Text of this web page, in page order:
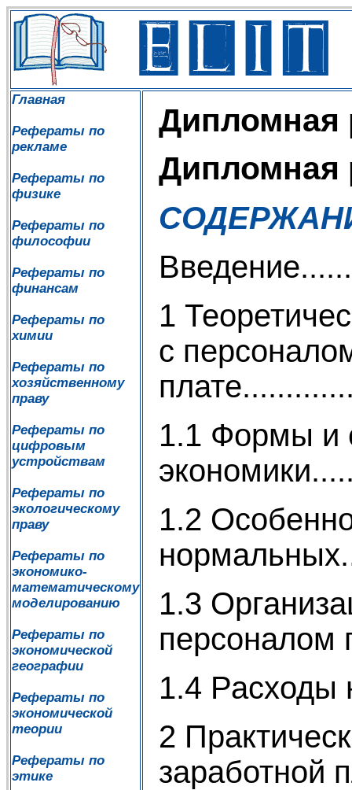
Главная
Рефераты по
рекламе
Рефераты по
физике
Рефераты по
философии
Рефераты по
финансам
Рефераты по
химии
Рефераты по
хозяйственному
праву
Рефераты по
цифровым
устройствам
Рефераты по
экологическому
праву
Рефераты по
экономико-
математическому
моделированию
Рефераты по
экономической
географии
Рефераты по
экономической
теории
Рефераты по
этике
Дипломная
Дипломная
1
с
1.1 Формы и
1.2
1.3
персоналом
1.4 Расходы
2
заработной